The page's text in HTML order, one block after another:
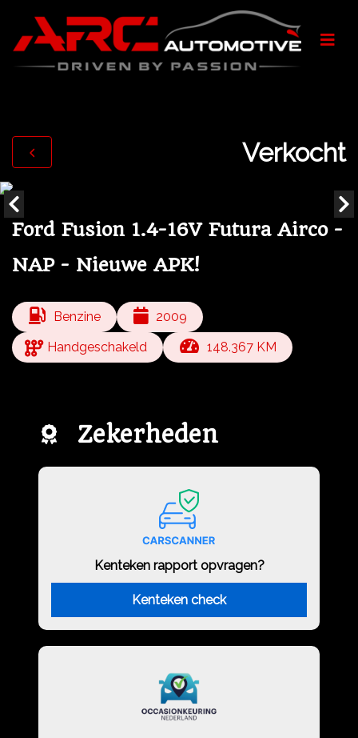
Verkocht
Ford Fusion 1.4-16V Futura Airco -
NAP - Nieuwe APK!
Benzine
2009
Handgeschakeld
148.367 KM
Zekerheden
Kenteken rapport opvragen?
Kenteken check